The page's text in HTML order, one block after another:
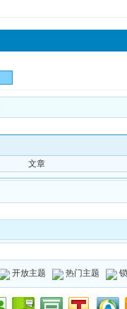
文章
开放主题 热门主题